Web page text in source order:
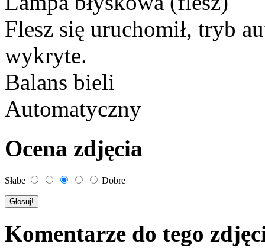
Flesz się uruchomił, tryb
wykryte.
Balans bieli
Automatyczny
Ocena zdjęcia
Słabe Dobre
Komentarze do tego